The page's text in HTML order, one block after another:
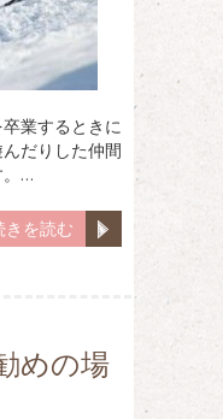
業するときに
だりした仲間
。…
きを読む
めの場